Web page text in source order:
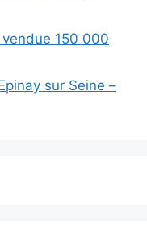
150 000
sur Seine –